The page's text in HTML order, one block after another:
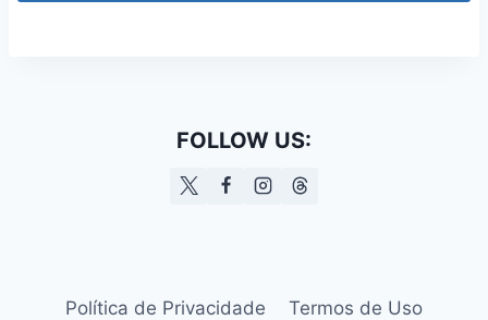
FOLLOW US:
Política de Privacidade Termos de Uso